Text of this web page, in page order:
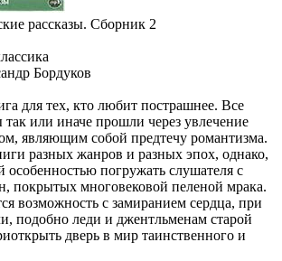
рассказы. Сборник 2
Бордуков
для тех, кто любит пострашнее. Все
или иначе прошли через увлечение
являющим собой предтечу романтизма.
разных жанров и разных эпох, однако,
погружать слушателя с
покрытых многовековой пеленой мрака.
возможность с замиранием сердца, при
подобно леди и джентльменам старой
дверь в мир таинственного и